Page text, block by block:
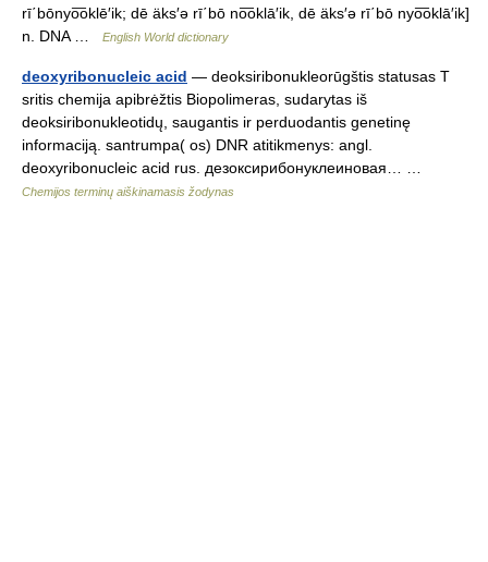
rī΄bōnyo͞oklē′ik; dē äks′ə rī΄bō no͞oklā′ik, dē äks′ə rī΄bō nyo͞oklā′ik]
n. DNA …
English World dictionary
deoxyribonucleic acid — deoksiribonukleorūgštis statusas T
sritis chemija apibrėžtis Biopolimeras, sudarytas iš
deoksiribonukleotidų, saugantis ir perduodantis genetinę
informaciją. santrumpa( os) DNR atitikmenys: angl.
deoxyribonucleic acid rus. дезоксирибонуклеиновая… …
Chemijos terminų aiškinamasis žodynas